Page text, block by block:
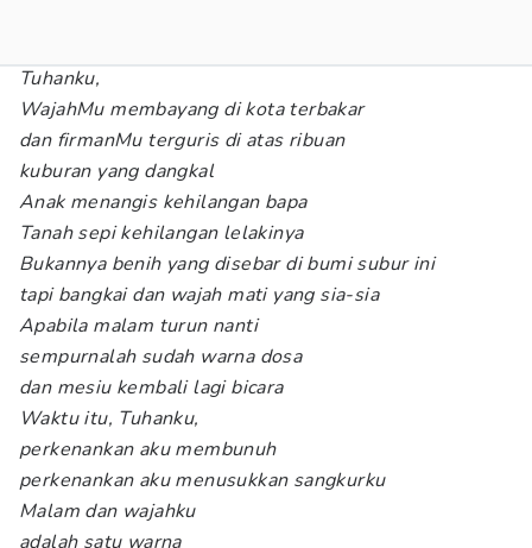
Tuhanku,
WajahMu membayang di kota terbakar
dan firmanMu terguris di atas ribuan
kuburan yang dangkal
Anak menangis kehilangan bapa
Tanah sepi kehilangan lelakinya
Bukannya benih yang disebar di bumi subur ini
tapi bangkai dan wajah mati yang sia-sia
Apabila malam turun nanti
sempurnalah sudah warna dosa
dan mesiu kembali lagi bicara
Waktu itu, Tuhanku,
perkenankan aku membunuh
perkenankan aku menusukkan sangkurku
Malam dan wajahku
adalah satu warna